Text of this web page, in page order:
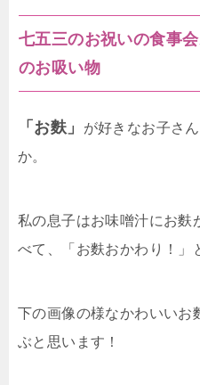
七五三のお祝いの食事
のお吸い物
「お麩」
が好きなお子さ
か。
私の息子はお味噌汁にお麩
べて、「お麩おかわり！」
下の画像の様なかわいいお
ぶと思います！